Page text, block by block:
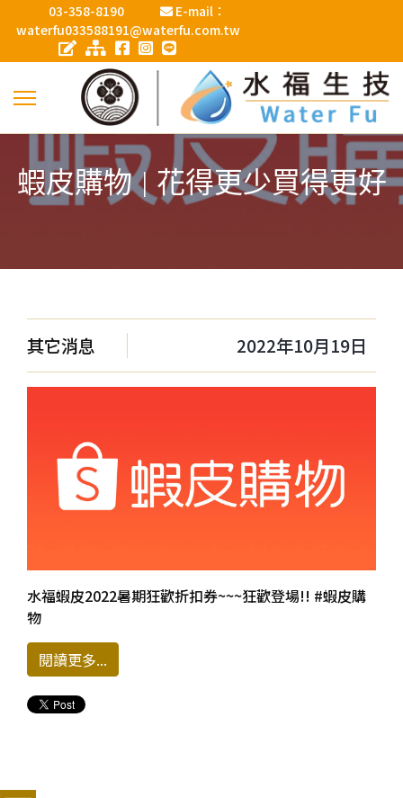
03-358-8190
E-mail：
waterfu033588191@waterfu.com.tw
蝦皮購物 | 花得更少買得更好
其它消息 2022年10月19日
水福蝦皮2022暑期狂歡折扣券~~~狂歡登場!! #蝦皮購
物
閱讀更多...